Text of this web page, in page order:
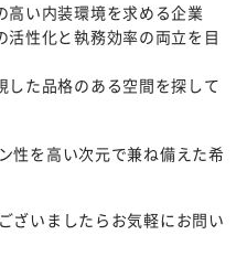
高い内装環境を求める企業
性化と執務効率の両立を目
した品格のある空間を探して
性を高い次元で兼ね備えた希
ざいましたらお気軽にお問い